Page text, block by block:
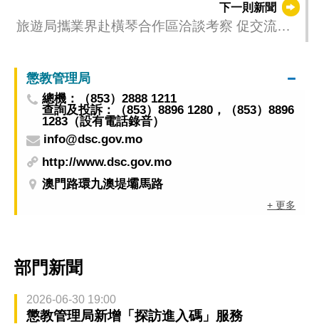
下一則新聞
旅遊局攜業界赴橫琴合作區洽談考察 促交流合
懲教管理局
總機：（853）2888 1211
查詢及投訴：（853）8896 1280，（853）8896
1283（設有電話錄音）
info@dsc.gov.mo
http://www.dsc.gov.mo
澳門路環九澳堤壩馬路
+ 更多
部門新聞
2026-06-30 19:00
懲教管理局新增「探訪進入碼」服務